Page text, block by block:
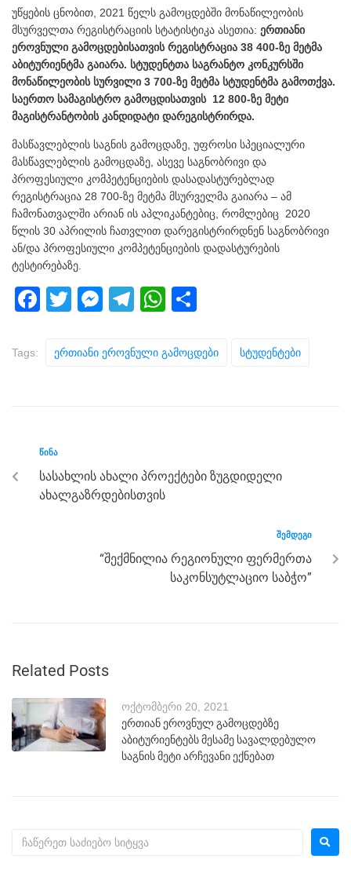
უწყების ცნობით, 2021 წელს გამოცდებში მონაწილეობის
მსურველთა რეგისტრაციის სტატისტიკა ასეთია: ერთიანი
ეროვნული გამოცდებისათვის რეგისტრაცია 38 400-ზე მეტმა
აბიტურიენტმა გაიარა. სტუდენტთა საგრანტო კონკურსში
მონაწილეობის სურვილი 3 700-ზე მეტმა სტუდენტმა გამოთქვა.
საერთო სამაგისტრო გამოცდისათვის 12 800-ზე მეტი
მაგისტრანტობის კანდიდატი დარეგისტრირდა.
მასწავლებლის საგნის გამოცდაზე, უფროსი სპეციალური
მასწავლებლის გამოცდაზე, ასევე საგნობრივი და
პროფესიული კომპეტენციების დასადასტურებლად
რეგისტრაცია 28 700-ზე მეტმა მსურველმა გაიარა – ამ
ჩამონათვალში არიან ის აპლიკანტებიც, რომლებიც 2020
წლის 30 აპრილის ჩათვლით დარეგისტრირდნენ საგნობრივი
ან/და პროფესიული კომპეტენციების დადასტურების
ტესტირებაზე.
F
o
k
T
tt
M
ss
T
e
W
at ar
Tags: Ერთიანი Ეროვნული Გამოცდები Სტუდენტები
ᲬᲘᲜᲐ
სასახლის ახალი პროექტები ზუგდიდელი
ახალგაზრდებისთვის
ᲨᲔᲛᲓᲔᲒᲘ
“შექმნილია რეგიონული ფერმერთა
საკონსუტლაციო საბჭო”
Related Posts
ოქტომბერი 20, 2021
ერთიან ეროვნულ გამოცდებზე
აბიტურიენტებს მესამე სავალდებულო
საგნის მეტი არჩევანი ექნებათ